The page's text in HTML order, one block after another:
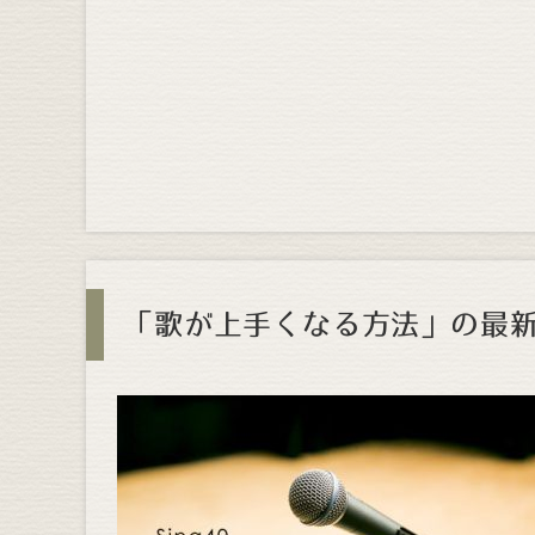
「歌が上手くなる方法」の最